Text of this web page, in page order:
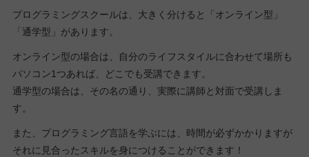
プログラミングスクールは、大きく分けると「オンライン型」
「通学型」があります。
オンライン型の場合は、自分のライフスタイルに合わせて場所も
パソコン1つあれば、どこでも受講できます。
通学型の場合は、その名の通り、実際に講師と対面で受講しま
す。
また、プログラミング言語を学ぶには、時間が必ずかかりますが
それに見合ったスキルを身につけることができます！